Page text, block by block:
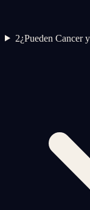
2¿Pueden Cancer